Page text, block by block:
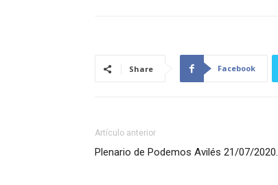
Share Facebook
Artículo anterior
Plenario de Podemos Avilés 21/07/2020.